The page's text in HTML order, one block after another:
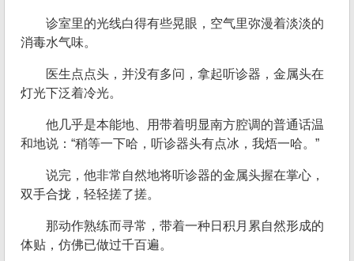
诊室里的光线白得有些晃眼，空气里弥漫着淡淡的
消毒水气味。
医生点点头，并没有多问，拿起听诊器，金属头在
灯光下泛着冷光。
他几乎是本能地、用带着明显南方腔调的普通话温
和地说：“稍等一下哈，听诊器头有点冰，我焐一哈。”
说完，他非常自然地将听诊器的金属头握在掌心，
双手合拢，轻轻搓了搓。
那动作熟练而寻常，带着一种日积月累自然形成的
体贴，仿佛已做过千百遍。